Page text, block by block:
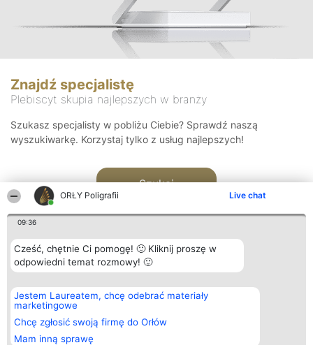
ORŁY Poligrafii Live chat
09:36
Cześć, chętnie Ci pomogę! 🙂 Kliknij proszę w
odpowiedni temat rozmowy! 🙂
Jestem Laureatem, chcę odebrać materiały
marketingowe
Chcę zgłosić swoją firmę do Orłów
Mam inną sprawę
Znajdź specjalistę
Plebiscyt skupia najlepszych w branży
Szukasz specjalisty w pobliżu Ciebie? Sprawdź naszą
wyszukiwarkę. Korzystaj tylko z usług najlepszych!
Szukaj
Organizator plebiscytu
Bright Side Solutions sp. z o.
o. sp. k.
ul. Ruska 22
Wrocław 50-079
KRS 0000749100 | Regon
Plebiscyt
Laureaci
wszystkich
Laureatów
Kontakt
Kontakt